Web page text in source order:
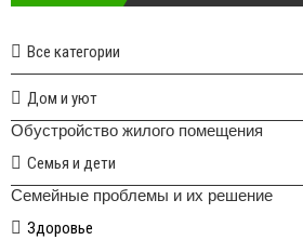
Все категории
Дом и уют
Обустройство жилого помещения
Семья и дети
Семейные проблемы и их решение
Здоровье